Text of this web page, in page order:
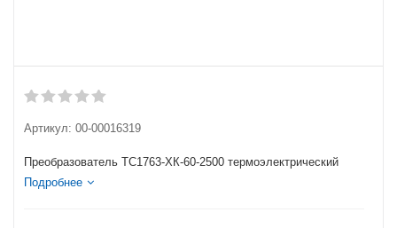
Артикул: 00-00016319
Преобразователь ТС1763-ХК-60-2500 термоэлектрический
Подробнее